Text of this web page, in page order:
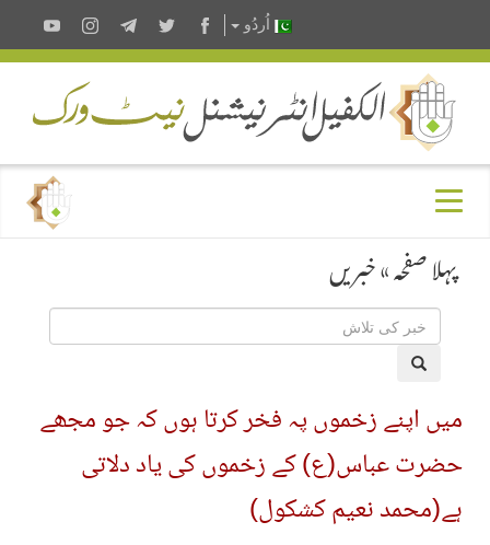
اُردُو
پہلا صفحہ»خبریں
میں اپنے زخموں پہ فخر کرتا ہوں کہ جو مجھے
حضرت عباس(ع) کے زخموں کی یاد دلاتی
ہے(محمد نعیم کشکول)